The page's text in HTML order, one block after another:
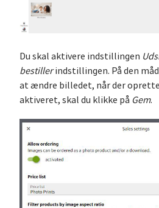
Du skal aktivere indstillingen
bestillerindstillingen. På den
at ændre billedet, når der
aktiveret, skal du klikke på Gem.